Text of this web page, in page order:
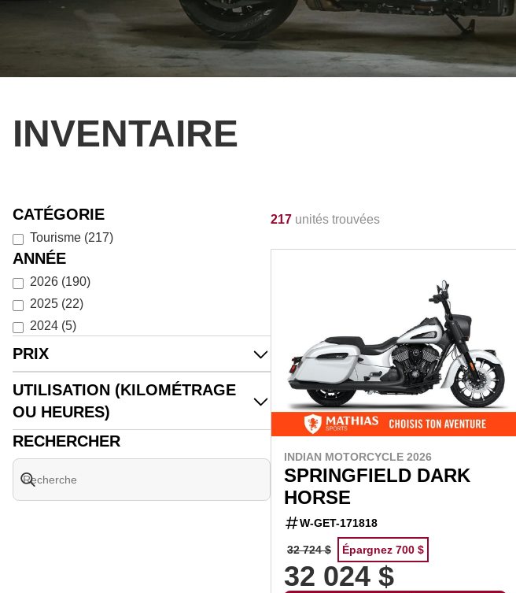
INVENTAIRE
CATÉGORIE
Tourisme (217)
ANNÉE
2026 (190)
2025 (22)
2024 (5)
PRIX
UTILISATION (KILOMÉTRAGE
OU HEURES)
RECHERCHER
217 unités trouvées
INDIAN MOTORCYCLE 2026
SPRINGFIELD DARK
HORSE
W-GET-171818
32 724 $ Épargnez 700 $
32 024 $